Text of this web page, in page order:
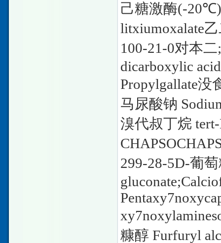
己糖激酶(-20℃
litxiumoxalate
100-21-0对本二;
dicarboxylic
Propylgallate没
马尿酸钠
溴代叔丁烷
299-28-5D-葡
糠醇 Furfuryl